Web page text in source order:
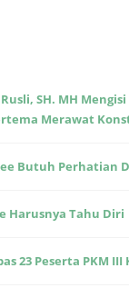
SH. MH
Merawat
Butuh Perhatian
Harusnya Tahu Diri
23 Peserta PKM III